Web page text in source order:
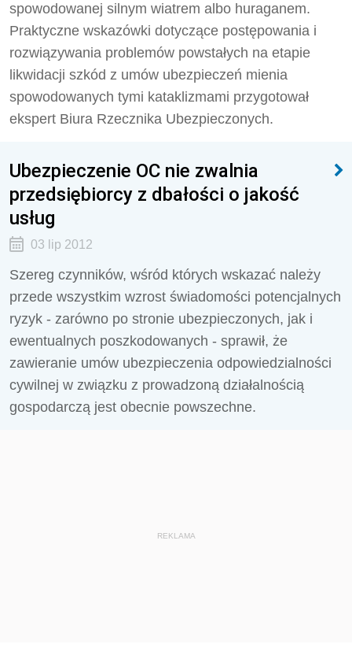
spowodowanej silnym wiatrem albo huraganem.
Praktyczne wskazówki dotyczące postępowania i
rozwiązywania problemów powstałych na etapie
likwidacji szkód z umów ubezpieczeń mienia
spowodowanych tymi kataklizmami przygotował
ekspert Biura Rzecznika Ubezpieczonych.
Ubezpieczenie OC nie zwalnia
przedsiębiorcy z dbałości o jakość
usług
03 lip 2012
Szereg czynników, wśród których wskazać należy
przede wszystkim wzrost świadomości potencjalnych
ryzyk - zarówno po stronie ubezpieczonych, jak i
ewentualnych poszkodowanych - sprawił, że
zawieranie umów ubezpieczenia odpowiedzialności
cywilnej w związku z prowadzoną działalnością
gospodarczą jest obecnie powszechne.
REKLAMA